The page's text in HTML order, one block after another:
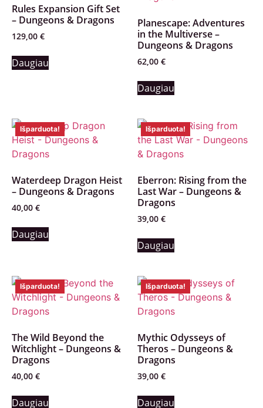
Rules Expansion Gift Set
– Dungeons & Dragons
129,00 €
Daugiau
Planescape: Adventures
in the Multiverse –
Dungeons & Dragons
62,00 €
Daugiau
Išparduota!
Waterdeep Dragon Heist
– Dungeons & Dragons
40,00 €
Daugiau
Išparduota!
Eberron: Rising from the
Last War – Dungeons &
Dragons
39,00 €
Daugiau
Išparduota!
The Wild Beyond the
Witchlight – Dungeons &
Dragons
40,00 €
Daugiau
Išparduota!
Mythic Odysseys of
Theros – Dungeons &
Dragons
39,00 €
Daugiau